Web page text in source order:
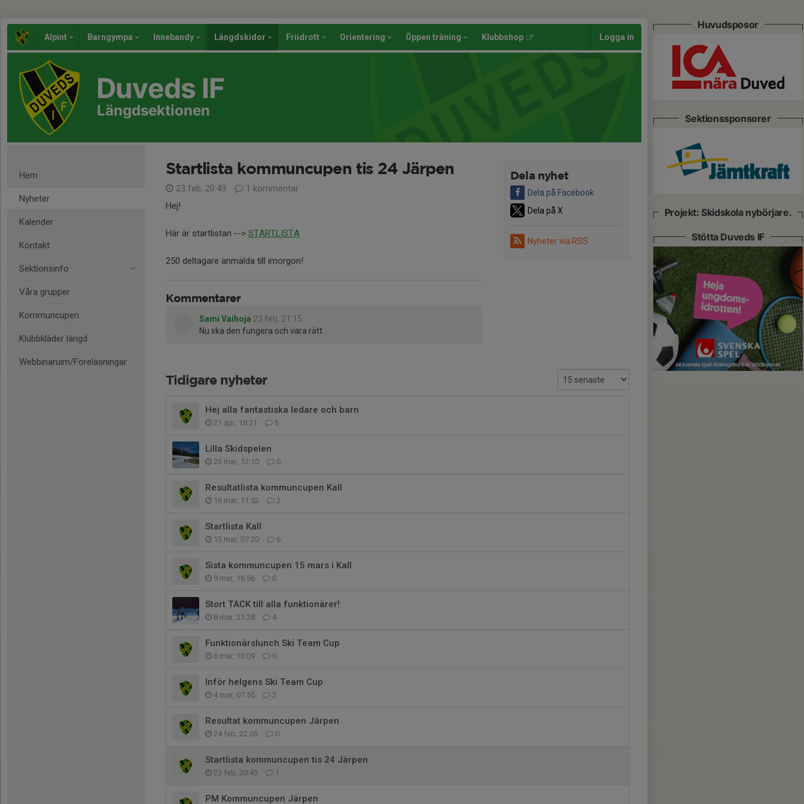
Alpint Barngympa Innebandy Längdskidor Friidrott Orientering Öppen träning Klubbshop Logga in
Duveds IF
Längdsektionen
Hem
Nyheter
Kalender
Kontakt
Sektionsinfo
Våra grupper
Kommuncupen
Klubbkläder längd
Webbinaruim/Föreläsningar
Dela nyhet
Dela på Facebook
Dela på X
Nyheter via RSS
Startlista kommuncupen tis 24 Järpen
23 feb, 20:43
1 kommentar
Hej!
Här är startlistan --> STARTLISTA
250 deltagare anmälda till imorgon!
Kommentarer
Sami Vaihoja 23 feb, 21:15
Nu ska den fungera och vara rätt
Tidigare nyheter
Hej alla fantastiska ledare och barn
21 apr, 18:31 6
Lilla Skidspelen
23 mar, 12:10 0
Resultatlista kommuncupen Kall
16 mar, 11:52 2
Startlista Kall
13 mar, 07:20 6
Sista kommuncupen 15 mars i Kall
9 mar, 16:56 0
Stort TACK till alla funktionärer!
8 mar, 21:28 4
Funktionärslunch Ski Team Cup
6 mar, 10:09 0
Inför helgens Ski Team Cup
4 mar, 07:55 2
Resultat kommuncupen Järpen
24 feb, 22:05 0
Startlista kommuncupen tis 24 Järpen
23 feb, 20:43 1
PM Kommuncupen Järpen
Huvudsposor
Sektionssponsorer
Projekt: Skidskola nybörjare.
Stötta Duveds IF